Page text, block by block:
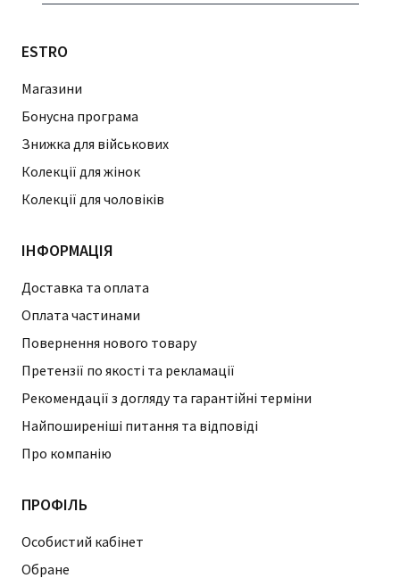
ESTRO
Магазини
Бонусна програма
Знижка для військових
Колекції для жінок
Колекції для чоловіків
ІНФОРМАЦІЯ
Доставка та оплата
Оплата частинами
Повернення нового товару
Претензії по якості та рекламації
Рекомендації з догляду та гарантійні терміни
Найпоширеніші питання та відповіді
Про компанію
ПРОФІЛЬ
Особистий кабінет
Обране